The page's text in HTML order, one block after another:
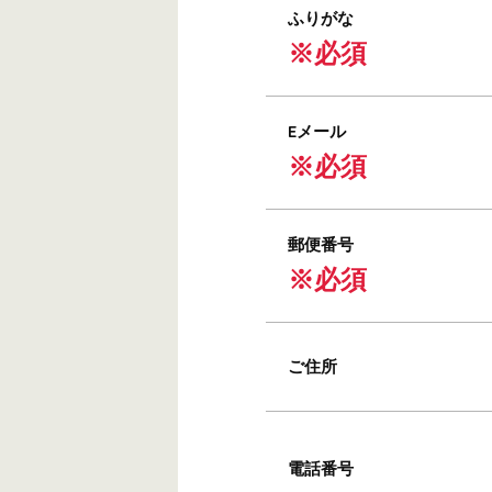
ふりがな
※必須
Eメール
※必須
郵便番号
※必須
ご住所
電話番号